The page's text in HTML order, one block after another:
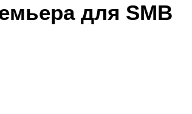
для SMB